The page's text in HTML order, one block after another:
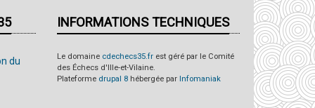
du
INFORMATIONS TECHNIQUES
Le domaine cdechecs35.fr est géré par le Comité
des Échecs d'Ille-et-Vilaine.
Plateforme drupal 8 hébergée par Infomaniak